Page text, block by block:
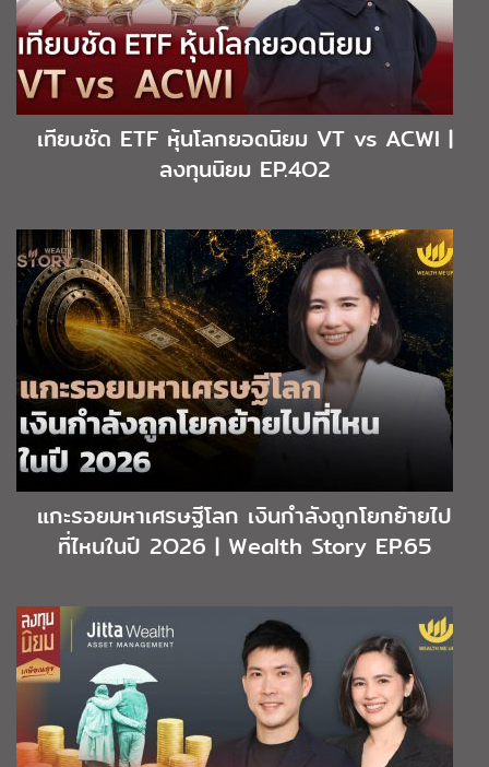
เทียบชัด ETF หุ้นโลกยอดนิยม VT vs ACWI |
ลงทุนนิยม EP.4O2
แกะรอยมหาเศรษฐีโลก เงินกำลังถูกโยกย้ายไป
ที่ไหนในปี 2O26 | Wealth Story EP.65